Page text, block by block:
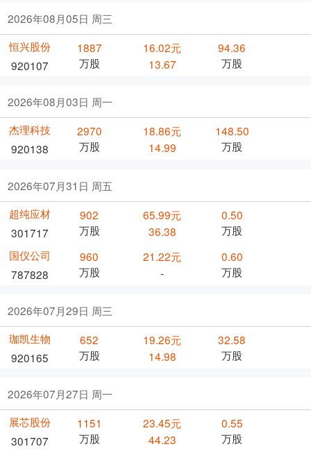
2026年08月05日 周三
恒兴股份
920107
1887
万股
16.02元
13.67
94.36
万股
2026年08月03日 周一
杰理科技
920138
2970
万股
18.86元
14.99
148.50
万股
2026年07月31日 周五
超纯应材
301717
902
万股
65.99元
36.38
0.50
万股
国仪公司
787828
960
万股
21.22元
-
0.60
万股
2026年07月29日 周三
珈凯生物
920165
652
万股
19.26元
14.98
32.58
万股
2026年07月27日 周一
展芯股份
301707
1151
万股
23.45元
44.23
0.55
万股